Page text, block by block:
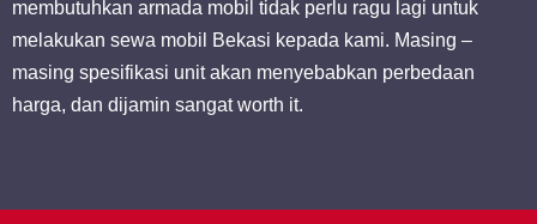
membutuhkan armada mobil tidak perlu ragu lagi untuk
melakukan sewa mobil Bekasi kepada kami. Masing –
masing spesifikasi unit akan menyebabkan perbedaan
harga, dan dijamin sangat worth it.